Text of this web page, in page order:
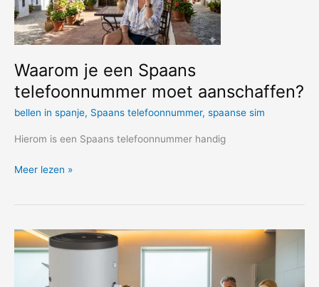
Castellon?
Waarom je een Spaans
telefoonnummer moet aanschaffen?
bellen in spanje, Spaans telefoonnummer, spaanse sim
Hierom is een Spaans telefoonnummer handig
Waarom
telefoonnummer
moet
aanschaffen?
Meer lezen »